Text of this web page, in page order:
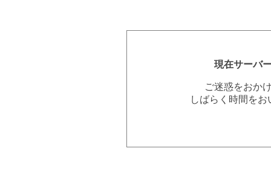
現在サーバ
ご迷惑をおか
しばらく時間を